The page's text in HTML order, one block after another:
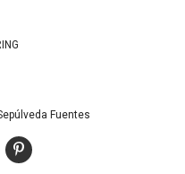
Fuentes